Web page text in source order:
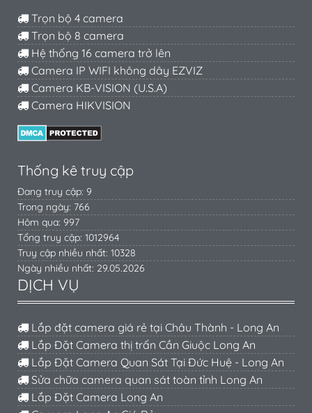
Trọn bộ 4 camera
Trọn bộ 8 camera
Hệ thống 16 camera trở lên
Camera IP WIFI không dây EZVIZ
Camera KB-VISION (U.S.A)
Camera HIKVISION
Thống kê truy cập
Đang truy cập: 9
Trong ngày: 766
Hôm qua: 997
Tổng truy cập: 1012964
Truy cập nhiều nhất: 10328
Ngày nhiều nhất: 29.05.2026
DỊCH VỤ
Lắp đặt camera giá rẻ tại Châu Thành - Long An
Lắp Đặt Camera thị trấn Cần Giuộc Long An
Lắp Đặt Camera Quan Sát Tại Đức Huệ - Long An
Sửa chữa camera quan sát toàn tỉnh Long An
Lắp Đặt Camera Long An